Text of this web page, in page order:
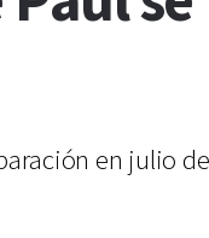
en julio